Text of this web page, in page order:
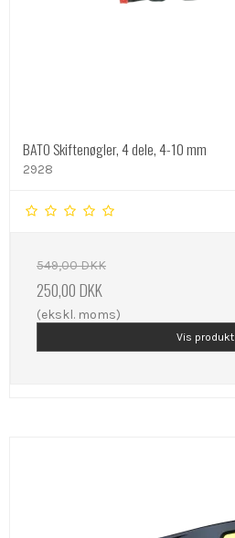
BATO Skiftenøgler, 4 dele, 4-10 mm
2928
549,00 DKK
250,00 DKK
(ekskl. moms)
Vis produkt